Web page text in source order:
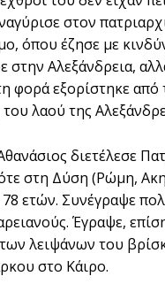
στον
όπου έζησε με
στην Αλεξάνδρεια,
φορά εξορίστηκε
λαού της
διετέλεσε
στη Δύση (Ρώμη,
78 ετών. Συνέγραψε
Έγραψε,
λειψάνων του
στο Κάιρο.